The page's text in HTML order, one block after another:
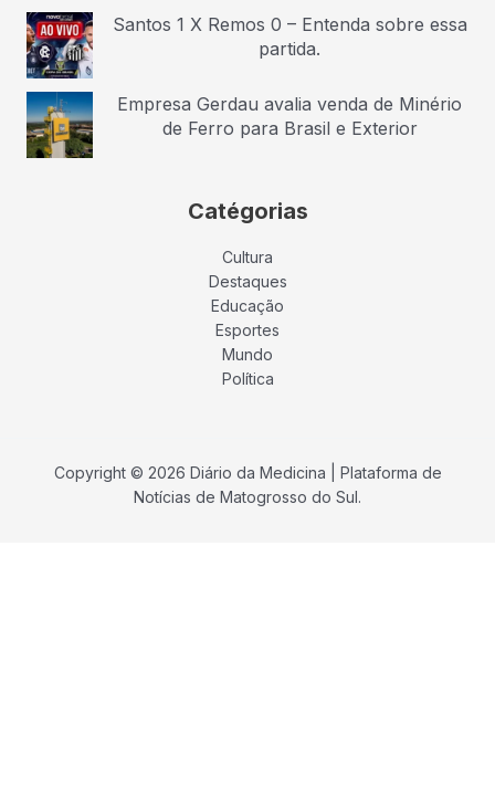
Santos 1 X Remos 0 – Entenda sobre essa
partida.
Empresa Gerdau avalia venda de Minério
de Ferro para Brasil e Exterior
Catégorias
Cultura
Destaques
Educação
Esportes
Mundo
Política
Copyright © 2026 Diário da Medicina | Plataforma de
Notícias de Matogrosso do Sul.